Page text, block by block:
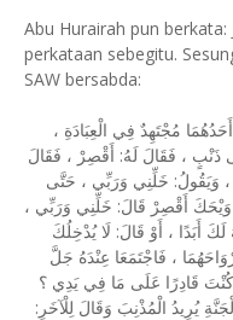
Abu Hurairah pun
perkataan sebegitu.
SAW bersabda:
مُجْتَهِدٌ فِي الْعِبَادَةِ ،
ذَنْبٍ ، فَقَالَ لَهُ: أَقْصِرْ ، فَقَالَ
، وَيَقُولُ: خَلِّنِي وَرَبِّي ، حَتَّى
أَقْصِرْ قَالَ: خَلِّنِي وَرَبِّي ،
لَكَ أَبَدًا ، أَوْ قَالَ: لَا يُدْخِلُكَ
، فَاجْتَمَعَا عِنْدَهُ جَلَّ
كُنْتَ قَادِرًا عَلَى مَا فِي يَدِي ؟
يُرِيدُ الْمُذْنِبَ وَقَالَ لِلْآخَرِ: